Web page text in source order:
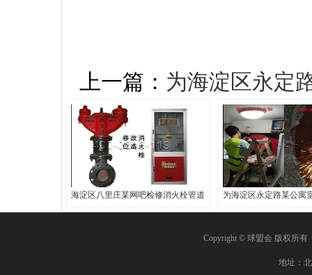
上一篇： 为海淀区永定
海淀区八里庄某网吧检修消火栓管道 为海淀区永定路某公寓
Copyright © 球盟会 版权所有
地址：